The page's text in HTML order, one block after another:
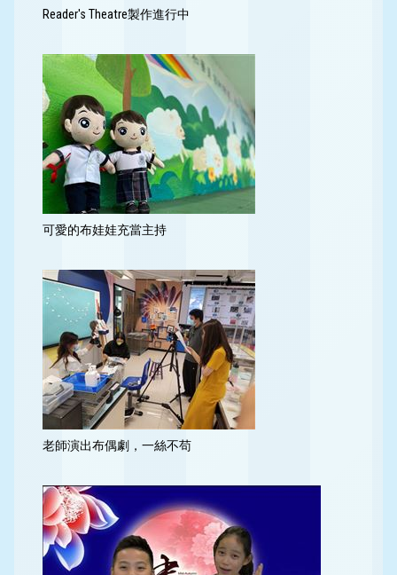
Reader's Theatre製作進行中
可愛的布娃娃充當主持
老師演出布偶劇，一絲不苟